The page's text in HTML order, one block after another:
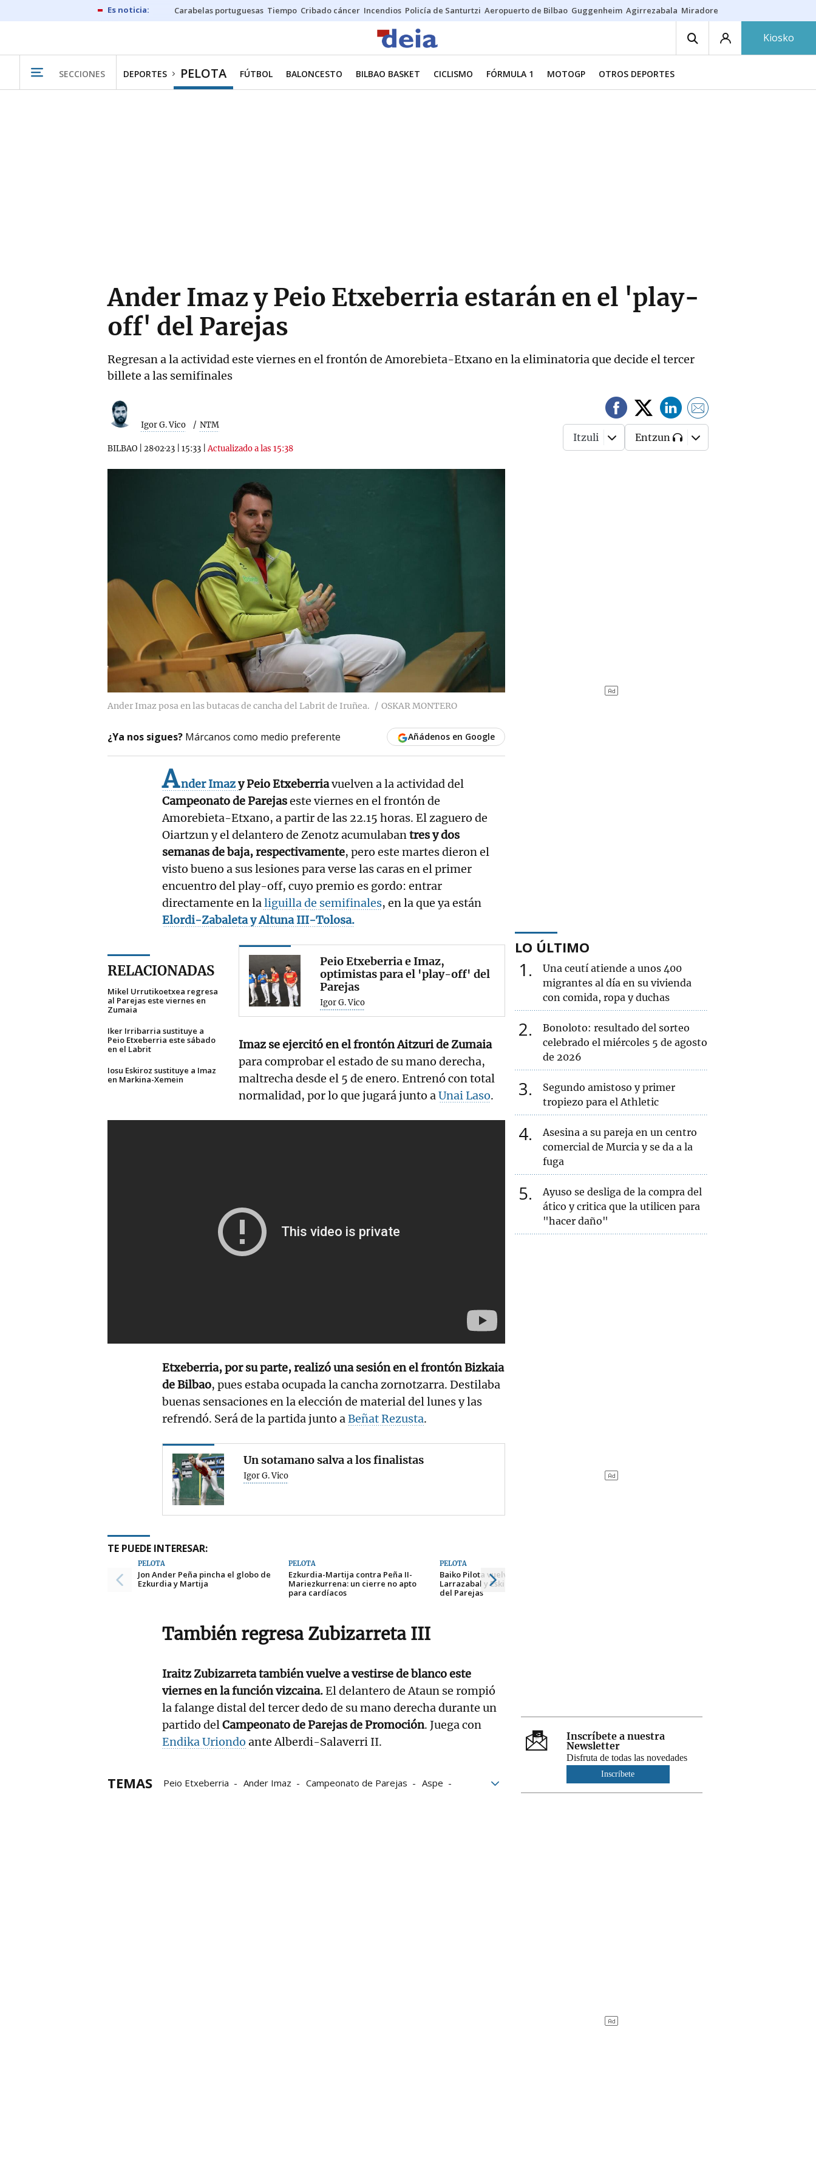
Carabelas portuguesas Tiempo Cribado cáncer Incendios Policía de Santurtzi Aeropuerto de Bilbao Guggenheim Agirrezabala Miradores en Bilbao
Kiosko
SECCIONES DEPORTES PELOTA FÚTBOL BALONCESTO BILBAO BASKET CICLISMO FÓRMULA 1 MOTOGP OTROS DEPORTES
Ander Imaz y Peio Etxeberria estarán en el 'play-
off' del Parejas
Regresan a la actividad este viernes en el frontón de Amorebieta-Etxano en la eliminatoria que decide el tercer
billete a las semifinales
Igor G. Vico NTM
BILBAO 28·02·23 15:33 |Actualizado a las 15:38
Itzuli Entzun
Ander Imaz posa en las butacas de cancha del Labrit de Iruñea. OSKAR MONTERO
¿Ya nos sigues? Márcanos como medio preferente Añádenos en Google
Ander Imazy Peio Etxeberriavuelven a la actividad del
Campeonato de Parejaseste viernes en el frontón de
Amorebieta-Etxano, a partir de las 22.15 horas. El zaguero de
Oiartzun y el delantero de Zenotz acumulabantres y dos
semanas de baja, respectivamente, pero este martes dieron el
visto bueno a sus lesiones para verse las caras en el primer
encuentro del play-off, cuyo premio es gordo: entrar
directamente en laliguilla de semifinales, en la que ya están
Elordi-Zabaletay Altuna III-Tolosa.
RELACIONADAS
Mikel Urrutikoetxea regresa
al Parejas este viernes en
Zumaia
Iker Irribarria sustituye a
Peio Etxeberria este sábado
en el Labrit
Iosu Eskiroz sustituye a Imaz
en Markina-Xemein
Peio Etxeberria e Imaz,
optimistas para el 'play-off' del
Parejas
Igor G. Vico
Imaz se ejercitó en el frontón Aitzuri de Zumaia
para comprobar el estado de su mano derecha,
maltrecha desde el 5 de enero. Entrenó con total
normalidad, por lo que jugará junto aUnai Laso.
Etxeberria, por su parte, realizó una sesión en el frontón Bizkaia
de Bilbao, pues estaba ocupada la cancha zornotzarra. Destilaba
buenas sensaciones en la elección de material del lunes y las
refrendó. Será de la partida junto aBeñat Rezusta.
Un sotamano salva a los finalistas
Igor G. Vico
TE PUEDE INTERESAR:
PELOTA
Jon Ander Peña pincha el globo de
Ezkurdia y Martija
PELOTA
Ezkurdia-Martija contra Peña II-
Mariezkurrena: un cierre no apto
para cardíacos
PELOTA
Baiko Pilota vuelve a apostar por
Larrazabal y Eskiroz como suplentes
del Parejas
También regresa Zubizarreta III
Iraitz Zubizarreta también vuelve a vestirse de blanco este
viernes en la función vizcaina.El delantero de Ataun se rompió
la falange distal del tercer dedo de su mano derecha durante un
partido delCampeonato de Parejas de Promoción. Juega con
Endika Uriondo ante Alberdi-Salaverri II.
TEMAS Peio Etxeberria Ander Imaz Campeonato de Parejas
Aspe
LO ÚLTIMO
1
Una ceutí atiende a unos 400
migrantes al día en su vivienda
con comida, ropa y duchas
2
Bonoloto: resultado del sorteo
celebrado el miércoles 5 de agosto
de 2026
3
Segundo amistoso y primer
tropiezo para el Athletic
4
Asesina a su pareja en un centro
comercial de Murcia y se da a la
fuga
5
Ayuso se desliga de la compra del
ático y critica que la utilicen para
"hacer daño"
Inscríbete a nuestra
Newsletter
Disfruta de todas las novedades
Inscríbete